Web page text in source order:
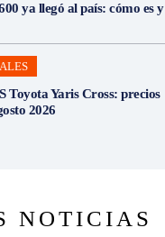
ya llegó al país: cómo es y
Toyota Yaris Cross: precios
2026
NOTICIAS